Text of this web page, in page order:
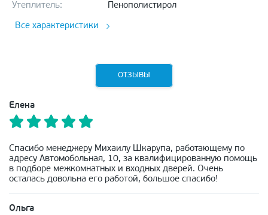
Утеплитель: Пенополистирол
Все характеристики
ОТЗЫВЫ
Елена
Спасибо менеджеру Михаилу Шкарупа, работающему по
адресу Автомобольная, 10, за квалифицированную помощь
в подборе межкомнатных и входных дверей. Очень
осталась довольна его работой, большое спасибо!
Ольга